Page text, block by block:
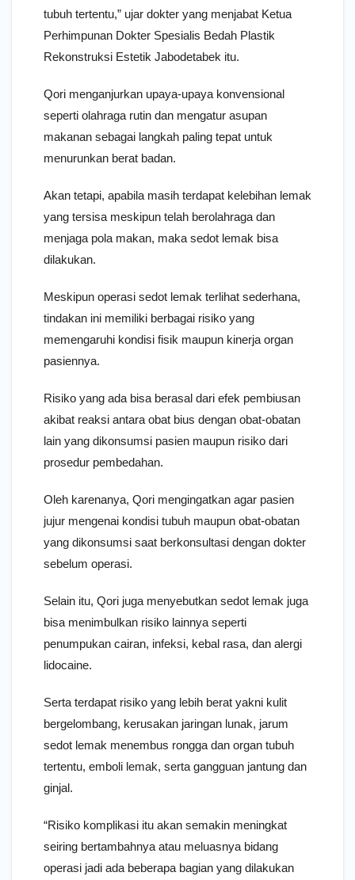
tubuh tertentu,” ujar dokter yang menjabat Ketua
Perhimpunan Dokter Spesialis Bedah Plastik
Rekonstruksi Estetik Jabodetabek itu.
Qori menganjurkan upaya-upaya konvensional
seperti olahraga rutin dan mengatur asupan
makanan sebagai langkah paling tepat untuk
menurunkan berat badan.
Akan tetapi, apabila masih terdapat kelebihan lemak
yang tersisa meskipun telah berolahraga dan
menjaga pola makan, maka sedot lemak bisa
dilakukan.
Meskipun operasi sedot lemak terlihat sederhana,
tindakan ini memiliki berbagai risiko yang
memengaruhi kondisi fisik maupun kinerja organ
pasiennya.
Risiko yang ada bisa berasal dari efek pembiusan
akibat reaksi antara obat bius dengan obat-obatan
lain yang dikonsumsi pasien maupun risiko dari
prosedur pembedahan.
Oleh karenanya, Qori mengingatkan agar pasien
jujur mengenai kondisi tubuh maupun obat-obatan
yang dikonsumsi saat berkonsultasi dengan dokter
sebelum operasi.
Selain itu, Qori juga menyebutkan sedot lemak juga
bisa menimbulkan risiko lainnya seperti
penumpukan cairan, infeksi, kebal rasa, dan alergi
lidocaine.
Serta terdapat risiko yang lebih berat yakni kulit
bergelombang, kerusakan jaringan lunak, jarum
sedot lemak menembus rongga dan organ tubuh
tertentu, emboli lemak, serta gangguan jantung dan
ginjal.
“Risiko komplikasi itu akan semakin meningkat
seiring bertambahnya atau meluasnya bidang
operasi jadi ada beberapa bagian yang dilakukan